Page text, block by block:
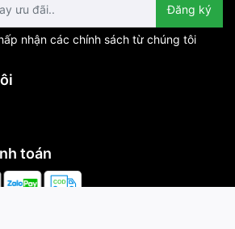
LED là thanh nhôm rất dễ dẫn điện
: 60 Bóng
Đăng ký
nhận các chính sách từ chúng tôi
toán